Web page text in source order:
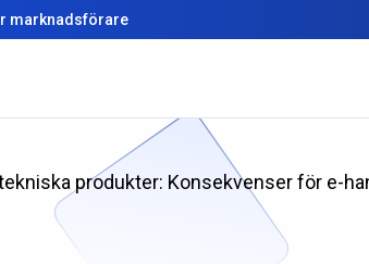
marknadsförare
produkter: Konsekvenser för e-